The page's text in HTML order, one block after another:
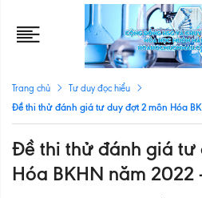
Trang chủ Tư duy đọc hiểu
Đề thi thử đánh giá tư duy đợt 2 môn Hóa
Đề thi thử đánh giá tư
Hóa BKHN năm 2022